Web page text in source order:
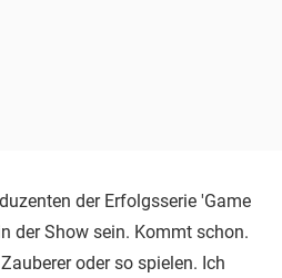
der Erfolgsserie 'Game
der Show sein. Kommt schon.
oder so spielen. Ich